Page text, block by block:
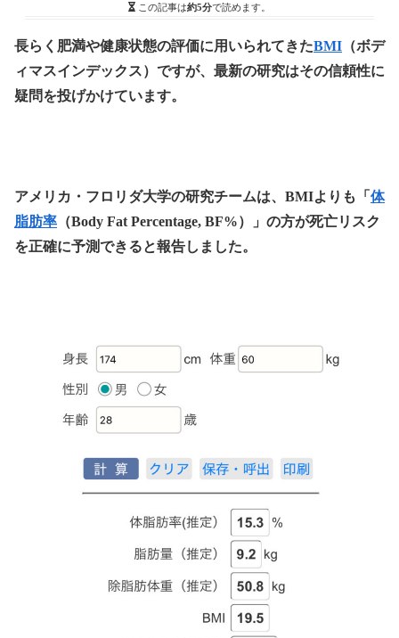
この記事は約5分で読めます。
長らく肥満や健康状態の評価に用いられてきたBMI （ボデ
ィマスインデックス）ですが、最新の研究はその信頼性に
疑問を投げかけています。
アメリカ・フロリダ大学の研究チームは、BMIよりも「 体
脂肪率 （Body Fat Percentage, BF%）」の方が死亡リスク
を正確に予測できると報告しました。